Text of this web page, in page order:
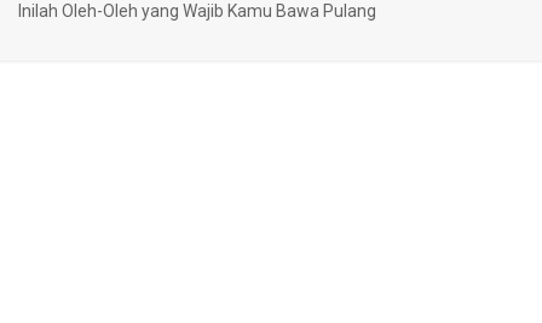
Inilah Oleh-Oleh yang Wajib Kamu Bawa Pulang